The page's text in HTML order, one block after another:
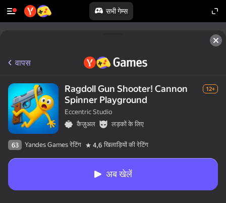
सभी गेम्स
वापस
Ragdoll Gun Shooter! Cannon
Spinner Playground
12+
Eccentric Studio
कैज़ुअल
लड़कों के लिए
63 Yandes Games रेटिंग 4,6 खिलाड़ियों की रेटिंग
अब खेलें